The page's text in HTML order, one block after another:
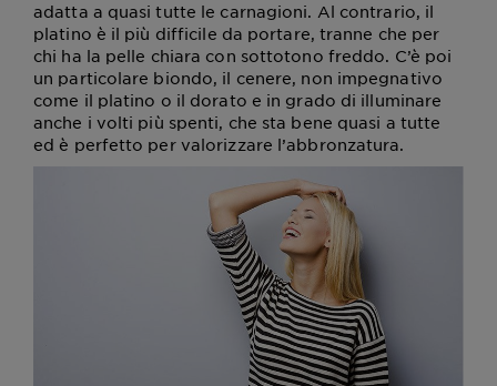
adatta a quasi tutte le carnagioni. Al contrario, il
platino è il più difficile da portare, tranne che per
chi ha la pelle chiara con sottotono freddo. C’è poi
un particolare biondo, il cenere, non impegnativo
come il platino o il dorato e in grado di illuminare
anche i volti più spenti, che sta bene quasi a tutte
ed è perfetto per valorizzare l’abbronzatura.